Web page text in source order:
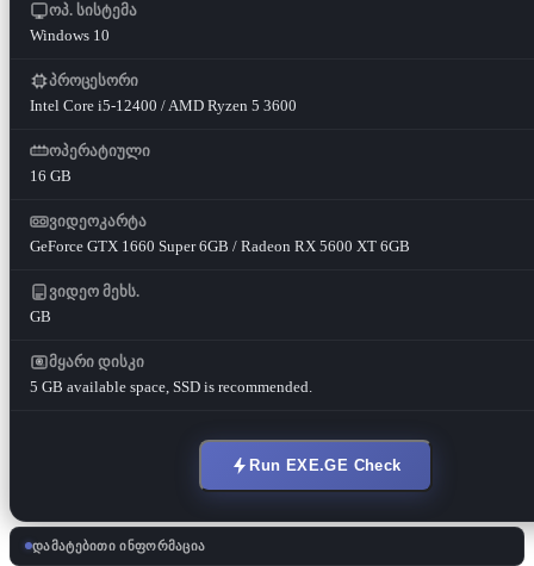
ოპ. სისტემა
Windows 10
პროცესორი
Intel Core i5-12400 / AMD Ryzen 5 3600
ოპერატიული
16 GB
ვიდეოკარტა
GeForce GTX 1660 Super 6GB / Radeon RX 5600 XT 6GB
ვიდეო მეხს.
GB
მყარი დისკი
5 GB available space, SSD is recommended.
Run EXE.GE Check
დამატებითი ინფორმაცია